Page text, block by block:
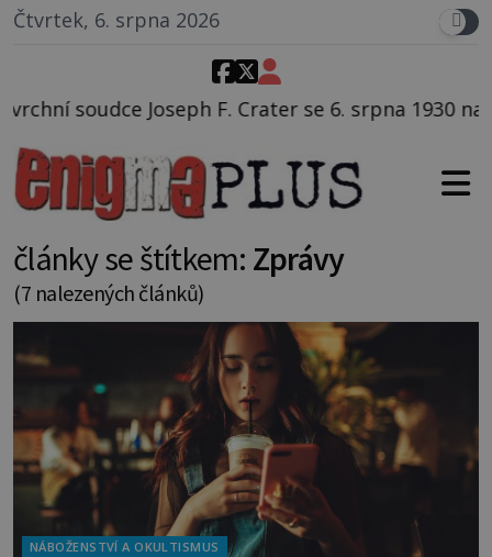
Čtvrtek, 6. srpna 2026
se 6. srpna 1930 navečeří ve své oblíbené
články se štítkem: Zprávy
(7 nalezených článků)
NÁBOŽENSTVÍ A OKULTISMUS